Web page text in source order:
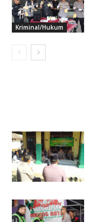
Kriminal/Hukum